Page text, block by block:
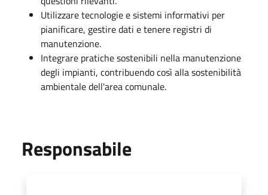
Utilizzare tecnologie e sistemi informativi per
pianificare, gestire dati e tenere registri di
manutenzione.
Integrare pratiche sostenibili nella manutenzione
degli impianti, contribuendo così alla sostenibilità
ambientale dell'area comunale.
Responsabile